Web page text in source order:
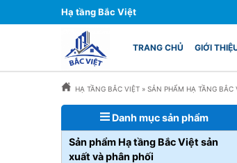
Hạ tầng Bắc Việt
TRANG CHỦ GIỚI
HẠ TẦNG BẮC VIỆT » SẢN PHẨM HẠ TẦNG BẮC
Danh mục sản phẩm
Sản phẩm Hạ tầng Bắc Việt sản
xuất và phân phối